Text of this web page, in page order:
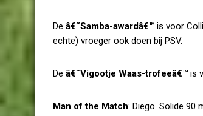
De â€˜Samba-awardâ€™ is voor
echte) vroeger ook doen bij PSV.
De â€˜Vigootje Waas-trofeeâ€™ is
Man of the Match: Diego. Solide 90